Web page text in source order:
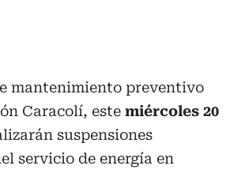
mantenimiento preventivo
Caracolí, este miércoles 20
suspensiones
servicio de energía en